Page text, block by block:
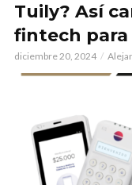
Tuily? Así
fintech para
diciembre 20, 2024